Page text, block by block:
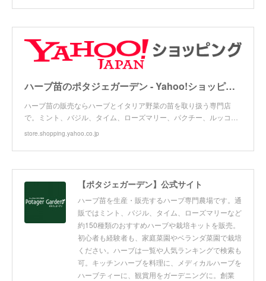
ハーブ苗のポタジェガーデン - Yahoo!ショッピング
ハーブ苗の販売ならハーブとイタリア野菜の苗を取り扱う専門店
で。ミント、バジル、タイム、ローズマリー、パクチー、ルッコ…
store.shopping.yahoo.co.jp
【ポタジェガーデン】公式サイト
ハーブ苗を生産・販売するハーブ専門農場です。通
販ではミント、バジル、タイム、ローズマリーなど
約150種類のおすすめハーブや栽培キットを販売。
初心者も経験者も、家庭菜園やベランダ菜園で栽培
ください。ハーブは一覧や人気ランキングで検索も
可。キッチンハーブを料理に、メディカルハーブを
ハーブティーに、観賞用をガーデニングに。創業